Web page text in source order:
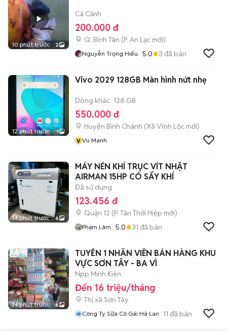
10 phút trước 2
Cá Cảnh
200.000 đ
Q. Bình Tân (P. An Lạc mới)
Nguyễn Trọng Hiếu 5.0 3 đã bán
12 phút trước 1
Vivo 2029 128GB Màn hình nứt nhẹ
Dòng khác 128 GB
550.000 đ
Huyện Bình Chánh (Xã Vĩnh Lộc mới)
v Vu Manh
14 phút trước 6
MÁY NÉN KHÍ TRỤC VÍT NHẬT
AIRMAN 15HP CÓ SẤY KHÍ
Đã sử dụng
123.456 đ
Quận 12 (P. Tân Thới Hiệp mới)
Phạm Lâm 5.0 31 đã bán
14 phút trước 6
TUYỂN 1 NHÂN VIÊN BÁN HÀNG KHU
VỰC SƠN TÂY - BA VÌ
Npp Minh Kiên
Đến 16 triệu/tháng
Thị xã Sơn Tây
Công Ty Sữa Cô Gái Hà Lan 11 đã bán